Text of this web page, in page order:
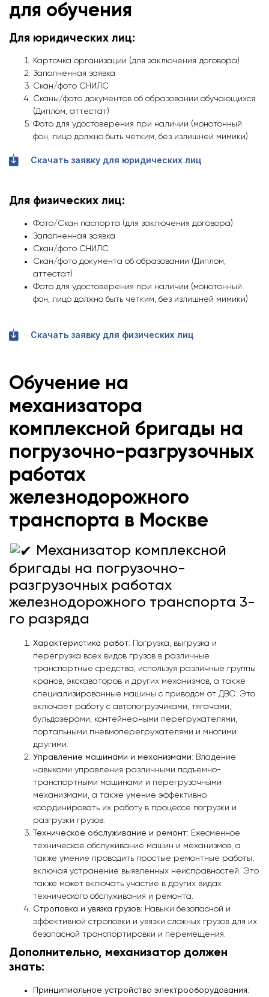
для обучения
Для юридических лиц:
Карточка организации (для заключения договора)
Заполненная заявка
Скан/фото СНИЛС
Сканы/фото документов об образовании обучающихся
(Диплом, аттестат)
Фото для удостоверения при наличии (монотонный
фон, лицо должно быть четким, без излишней мимики)
Скачать заявку для юридических лиц
Для физических лиц:
Фото/Скан паспорта (для заключения договора)
Заполненная заявка
Скан/фото СНИЛС
Скан/фото документа об образовании (Диплом,
аттестат)
Фото для удостоверения при наличии (монотонный
фон, лицо должно быть четким, без излишней мимики)
Скачать заявку для физических лиц
Обучение на
механизатора
комплексной бригады на
погрузочно-разгрузочных
работах
железнодорожного
транспорта в Москве
Механизатор комплексной
бригады на погрузочно-
разгрузочных работах
железнодорожного транспорта 3-
го разряда
Характеристика работ: Погрузка, выгрузка и
перегрузка всех видов грузов в различные
транспортные средства, используя различные группы
кранов, экскаваторов и других механизмов, а также
специализированные машины с приводом от ДВС. Это
включает работу с автопогрузчиками, тягачами,
бульдозерами, контейнерными перегружателями,
портальными пневмоперегружателями и многими
другими.
Управление машинами и механизмами: Владение
навыками управления различными подъемно-
транспортными машинами и перегрузочными
механизмами, а также умение эффективно
координировать их работу в процессе погрузки и
разгрузки грузов.
Техническое обслуживание и ремонт: Ежесменное
техническое обслуживание машин и механизмов, а
также умение проводить простые ремонтные работы,
включая устранение выявленных неисправностей. Это
также может включать участие в других видах
технического обслуживания и ремонта.
Строповка и увязка грузов: Навыки безопасной и
эффективной строповки и увязки сложных грузов для их
безопасной транспортировки и перемещения.
Дополнительно, механизатор должен
знать:
Принципиальное устройство электрооборудования: